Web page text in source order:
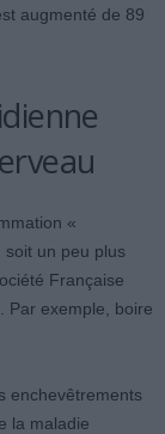
augmenté de 89
«
un peu plus
Française
Par exemple, boire
enchevêtrements
la maladie